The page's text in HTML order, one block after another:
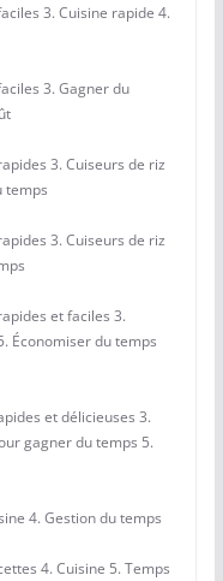
3. Cuisine rapide 4.
3. Gagner du
3. Cuiseurs de riz
temps
3. Cuiseurs de riz
et faciles 3.
Économiser du temps
et délicieuses 3.
gagner du temps 5.
4. Gestion du temps
4. Cuisine 5. Temps